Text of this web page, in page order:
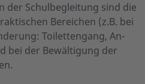
der Schulbegleitung sind die
Bereichen (z.B. bei
Toilettengang, An-
bei der Bewältigung der